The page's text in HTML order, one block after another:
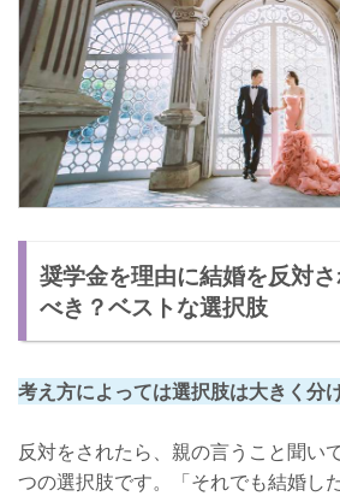
奨学金を理由に結婚を反対
べき？ベストな選択肢
考え方によっては選択肢は大きく分
反対をされたら、親の言うこと聞い
つの選択肢です。「それでも結婚し